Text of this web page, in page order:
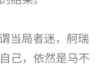
当局者迷，舸瑞
己，依然是马不